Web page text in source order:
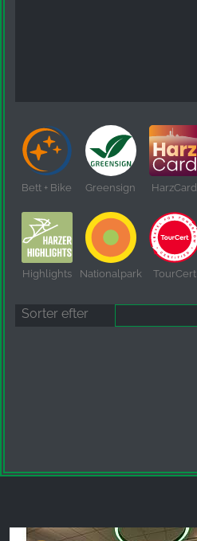
Bett + Bike Greensign HarzCard
Highlights Nationalpark TourCert
Sorter efter